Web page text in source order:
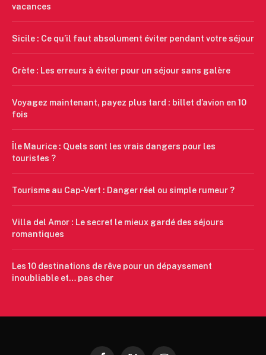
vacances
Sicile : Ce qu’il faut absolument éviter pendant votre séjour
Crète : Les erreurs à éviter pour un séjour sans galère
Voyagez maintenant, payez plus tard : billet d’avion en 10
fois
Île Maurice : Quels sont les vrais dangers pour les
touristes ?
Tourisme au Cap-Vert : Danger réel ou simple rumeur ?
Villa del Amor : Le secret le mieux gardé des séjours
romantiques
Les 10 destinations de rêve pour un dépaysement
inoubliable et… pas cher